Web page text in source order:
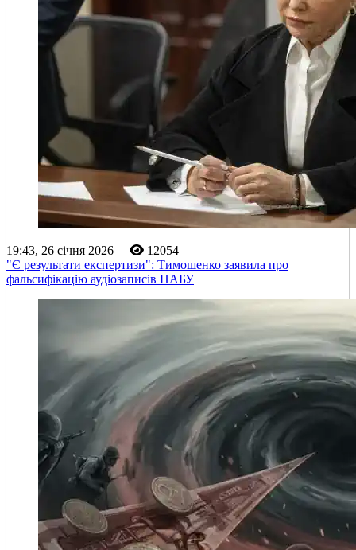
19:43, 26 січня 2026
12054
"Є результати експертизи": Тимошенко заявила про
фальсифікацію аудіозаписів НАБУ